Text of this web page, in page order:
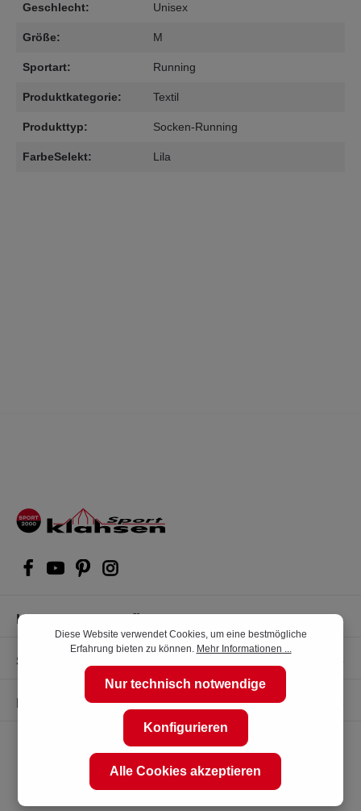
Geschlecht: Unisex
Größe: M
Sportart: Running
Produktkategorie: Textil
Produkttyp: Socken-Running
FarbeSelekt: Lila
Kompetente Kaufberatung
Shop Service
Informationen
Diese Website verwendet Cookies, um eine bestmögliche
Erfahrung bieten zu können. Mehr Informationen ...
Nur technisch notwendige
Konfigurieren
Alle Cookies akzeptieren